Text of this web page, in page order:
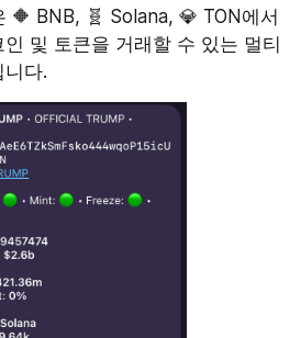
🔶 BNB, 🧬 Solana, 💎 TON에서
및 토큰을 거래할 수 있는 멀티
다.